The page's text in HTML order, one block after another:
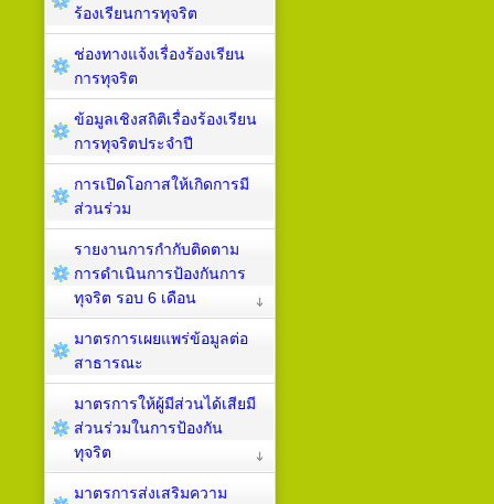
ร้องเรียนการทุจริต
ช่องทางแจ้งเรื่องร้องเรียน
การทุจริต
ข้อมูลเชิงสถิติเรื่องร้องเรียน
การทุจริตประจำปี
การเปิดโอกาสให้เกิดการมี
ส่วนร่วม
รายงานการกำกับติดตาม
การดำเนินการป้องกันการ
ทุจริต รอบ 6 เดือน
มาตรการเผยแพร่ข้อมูลต่อ
สาธารณะ
มาตรการให้ผู้มีส่วนได้เสียมี
ส่วนร่วมในการป้องกัน
ทุจริต
มาตรการส่งเสริมความ